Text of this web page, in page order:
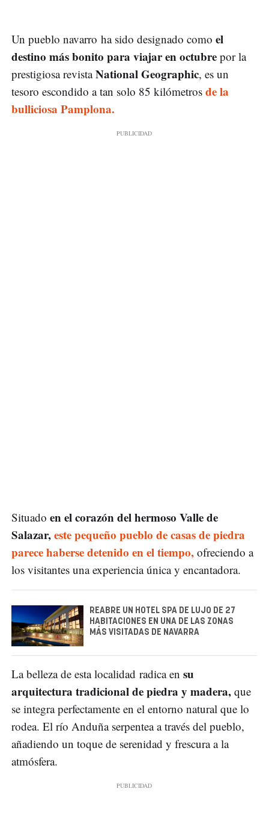
Un pueblo navarro ha sido designado como el
destino más bonito para viajar en octubre por la
prestigiosa revistaNational Geographic, es un
tesoro escondido a tan solo 85 kilómetros de la
bulliciosa Pamplona.
Situado en el corazón del hermoso Valle de
Salazar,este pequeño pueblo de casas de piedra
parece haberse detenido en el tiempo, ofreciendo a
los visitantes una experiencia única y encantadora.
REABRE UN HOTEL SPA DE LUJO DE 27
HABITACIONES EN UNA DE LAS ZONAS
MÁS VISITADAS DE NAVARRA
La belleza de esta localidad radica en su
arquitectura tradicional de piedra y madera, que
se integra perfectamente en el entorno natural que lo
rodea. El río Anduña serpentea a través del pueblo,
añadiendo un toque de serenidad y frescura a la
atmósfera.